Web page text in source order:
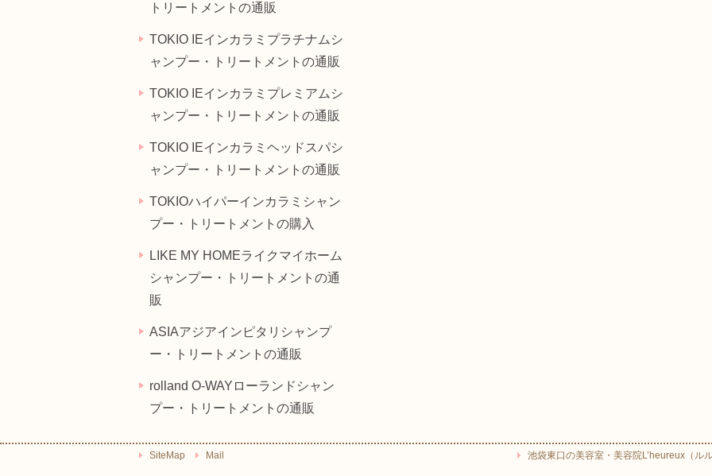
トリートメントの通販
TOKIO IEインカラミプラチナムシ
ャンプー・トリートメントの通販
TOKIO IEインカラミプレミアムシ
ャンプー・トリートメントの通販
TOKIO IEインカラミヘッドスパシ
ャンプー・トリートメントの通販
TOKIOハイパーインカラミシャン
プー・トリートメントの購入
LIKE MY HOMEライクマイホーム
シャンプー・トリートメントの通
販
ASIAアジアインピタリシャンプ
ー・トリートメントの通販
rolland O-WAYローランドシャン
プー・トリートメントの通販
SiteMap Mail 池袋東口の美容室・美容院L’heureux（